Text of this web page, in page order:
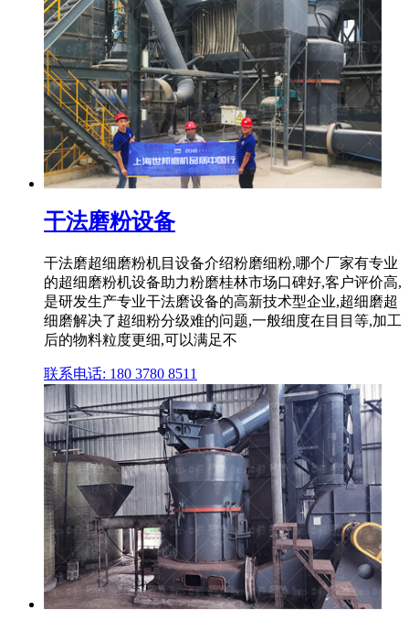
干法磨粉设备
干法磨超细磨粉机目设备介绍粉磨细粉,哪个厂家有专业
的超细磨粉机设备助力粉磨桂林市场口碑好,客户评价高,
是研发生产专业干法磨设备的高新技术型企业,超细磨超
细磨解决了超细粉分级难的问题,一般细度在目目等,加工
后的物料粒度更细,可以满足不
联系电话: 180 3780 8511